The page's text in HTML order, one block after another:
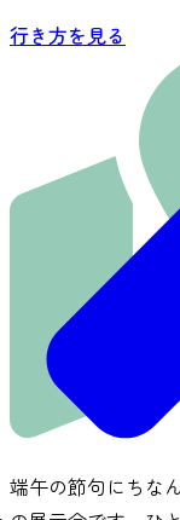
行き方を見る
端午の節句にちな